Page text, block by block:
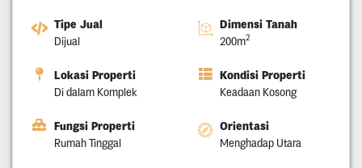
Tipe Jual
Dijual
Dimensi Tanah
200m2
Lokasi Properti
Di dalam Komplek
Kondisi Properti
Keadaan Kosong
Fungsi Properti
Rumah Tinggal
Orientasi
Menghadap Utara